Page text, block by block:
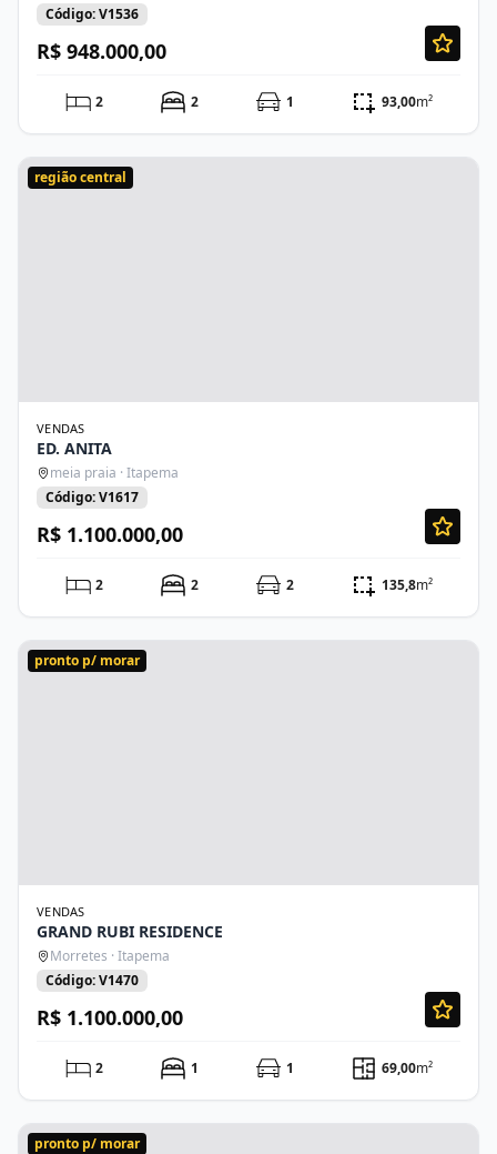
Código: V1536
R$ 948.000,00
2 2 1 93,00m²
região central
VENDAS
ED. ANITA
meia praia · Itapema
Código: V1617
R$ 1.100.000,00
2 2 2 135,8m²
pronto p/ morar
VENDAS
GRAND RUBI RESIDENCE
Morretes · Itapema
Código: V1470
R$ 1.100.000,00
2 1 1 69,00m²
pronto p/ morar